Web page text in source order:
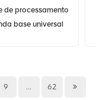
de processamento
base universal
9 ... 62